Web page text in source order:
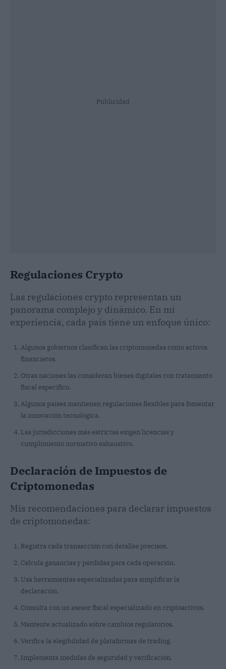
Publicidad
Regulaciones Crypto
Las regulaciones crypto representan un
panorama complejo y dinámico. En mi
experiencia, cada país tiene un enfoque único:
Algunos gobiernos clasifican las criptomonedas como activos
financieros.
Otras naciones las consideran bienes digitales con tratamiento
fiscal específico.
Algunos países mantienen regulaciones flexibles para fomentar
la innovación tecnológica.
Las jurisdicciones más estrictas exigen licencias y
cumplimiento normativo exhaustivo.
Declaración de Impuestos de
Criptomonedas
Mis recomendaciones para declarar impuestos
de criptomonedas:
Registra cada transacción con detalles precisos.
Calcula ganancias y pérdidas para cada operación.
Usa herramientas especializadas para simplificar la
declaración.
Consulta con un asesor fiscal especializado en criptoactivos.
Mantente actualizado sobre cambios regulatorios.
Verifica la elegibilidad de plataformas de trading.
Implementa medidas de seguridad y verificación.